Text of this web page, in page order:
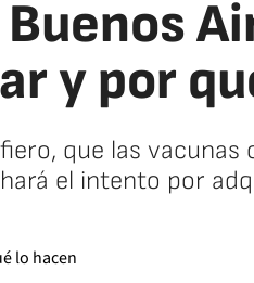
y por
que las
el intento por